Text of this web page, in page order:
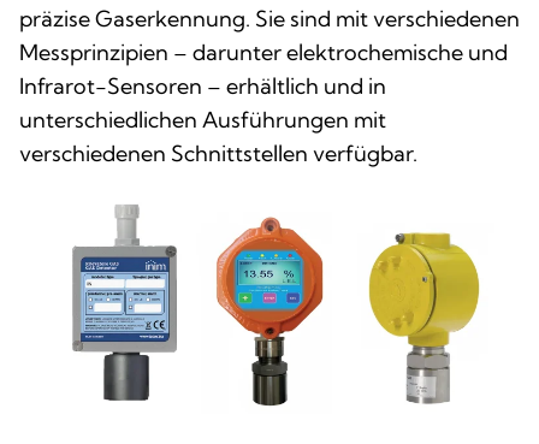
präzise Gaserkennung. Sie sind mit verschiedenen
Messprinzipien – darunter elektrochemische und
Infrarot-Sensoren – erhältlich und in
unterschiedlichen Ausführungen mit
verschiedenen Schnittstellen verfügbar.